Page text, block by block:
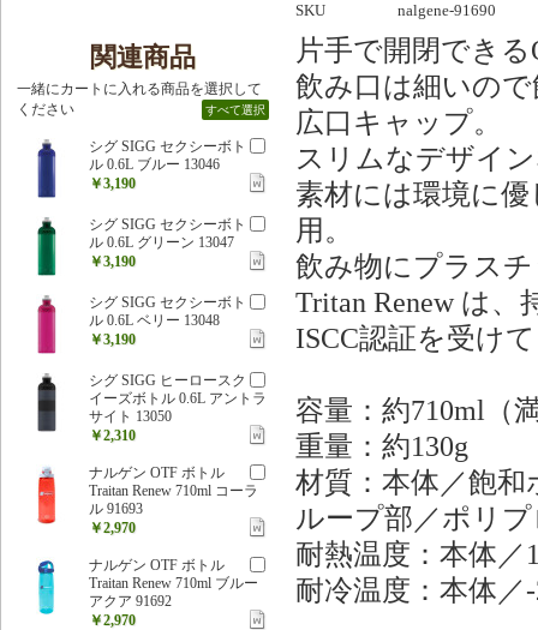
SKU
nalgene-91690
片手で開閉でき
飲み口は細いの
広口キャップ。
スリムなデザイ
素材には環境に
用。
飲み物にプラス
Tritan Renew は
ISCC認証を受け
容量：約710ml（
重量：約130g
材質：本体／飽
ループ部／ポリ
耐熱温度：本体
耐冷温度：本体
関連商品
一緒にカートに入れる商品を選択して
ください
すべて選択
シグ SIGG セクシーボト
ル 0.6L ブルー 13046
￥3,190
シグ SIGG セクシーボト
ル 0.6L グリーン 13047
￥3,190
シグ SIGG セクシーボト
ル 0.6L ベリー 13048
￥3,190
シグ SIGG ヒーロースク
イーズボトル 0.6L アントラ
サイト 13050
￥2,310
ナルゲン OTF ボトル
Traitan Renew 710ml コーラ
ル 91693
￥2,970
ナルゲン OTF ボトル
Traitan Renew 710ml ブルー
アクア 91692
￥2,970